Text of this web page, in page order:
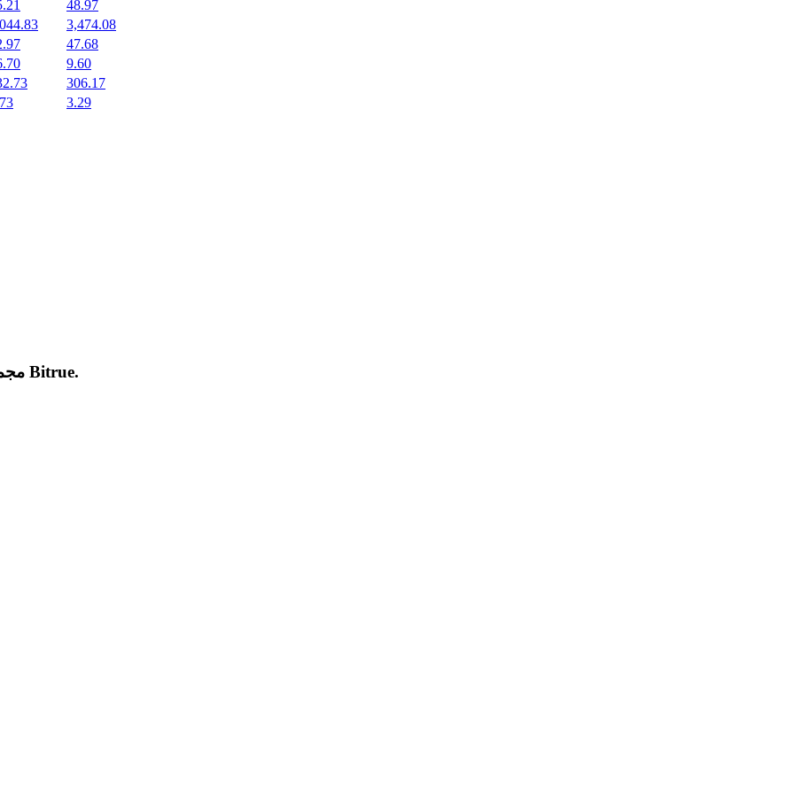
48.97
3,474.08
47.68
9.60
306.17
3.29
Bitrue.